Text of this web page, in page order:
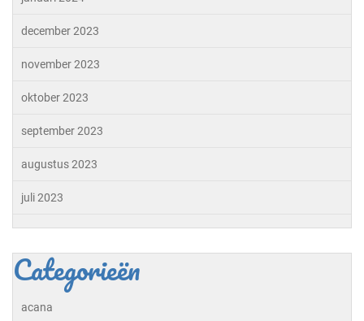
december 2023
november 2023
oktober 2023
september 2023
augustus 2023
juli 2023
Categorieën
acana